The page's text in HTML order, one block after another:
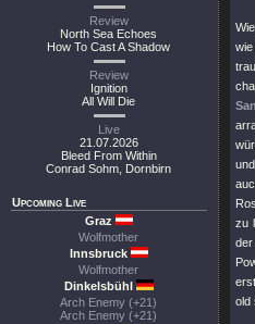
Review
North Sea Echoes
How To Cast A Shadow
Review
Ignition
All Will Die
Live
21.07.2026
Bleed From Within
Conrad Sohm, Dornbirn
Upcoming Live
Graz
Wolfmother
Innsbruck
Wolfmother
Dinkelsbühl
Arch Enemy (+21)
Arch Enemy (+21)
zu
old